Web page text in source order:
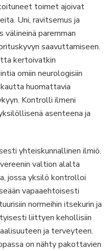
toimet ajoivat
Uni, ravitsemus ja
paremman
saavuttamiseen.
kertoivatkin
omiin neurologisiin
huomattavia
Kontrolli ilmeni
asenteena ja
yhteiskunnallinen ilmiö.
valtion alalta
jossa yksilö kontrolloi
vapaaehtoisesti
normeihin itsekurin ja
liittyen kehollisiin
ja terveyteen.
on nähty pakottavien